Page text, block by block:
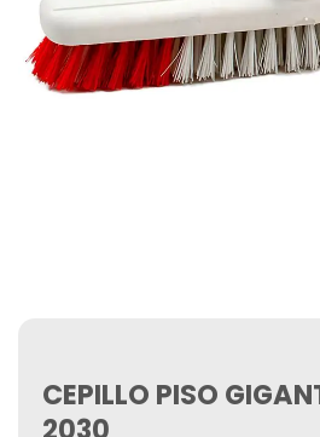
CEPILLO PISO